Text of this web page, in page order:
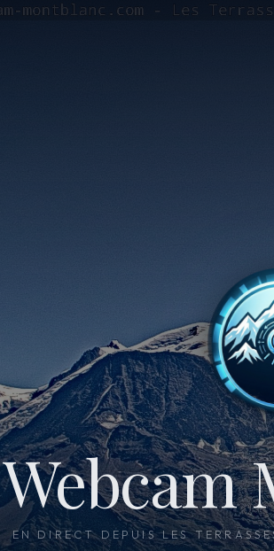
Webcam
EN DIRECT DEPUIS LES